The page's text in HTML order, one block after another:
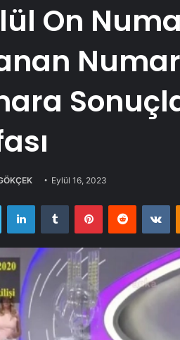
On
Eylül 16, 2023
Twitter LinkedInTumblr PinterestReddit